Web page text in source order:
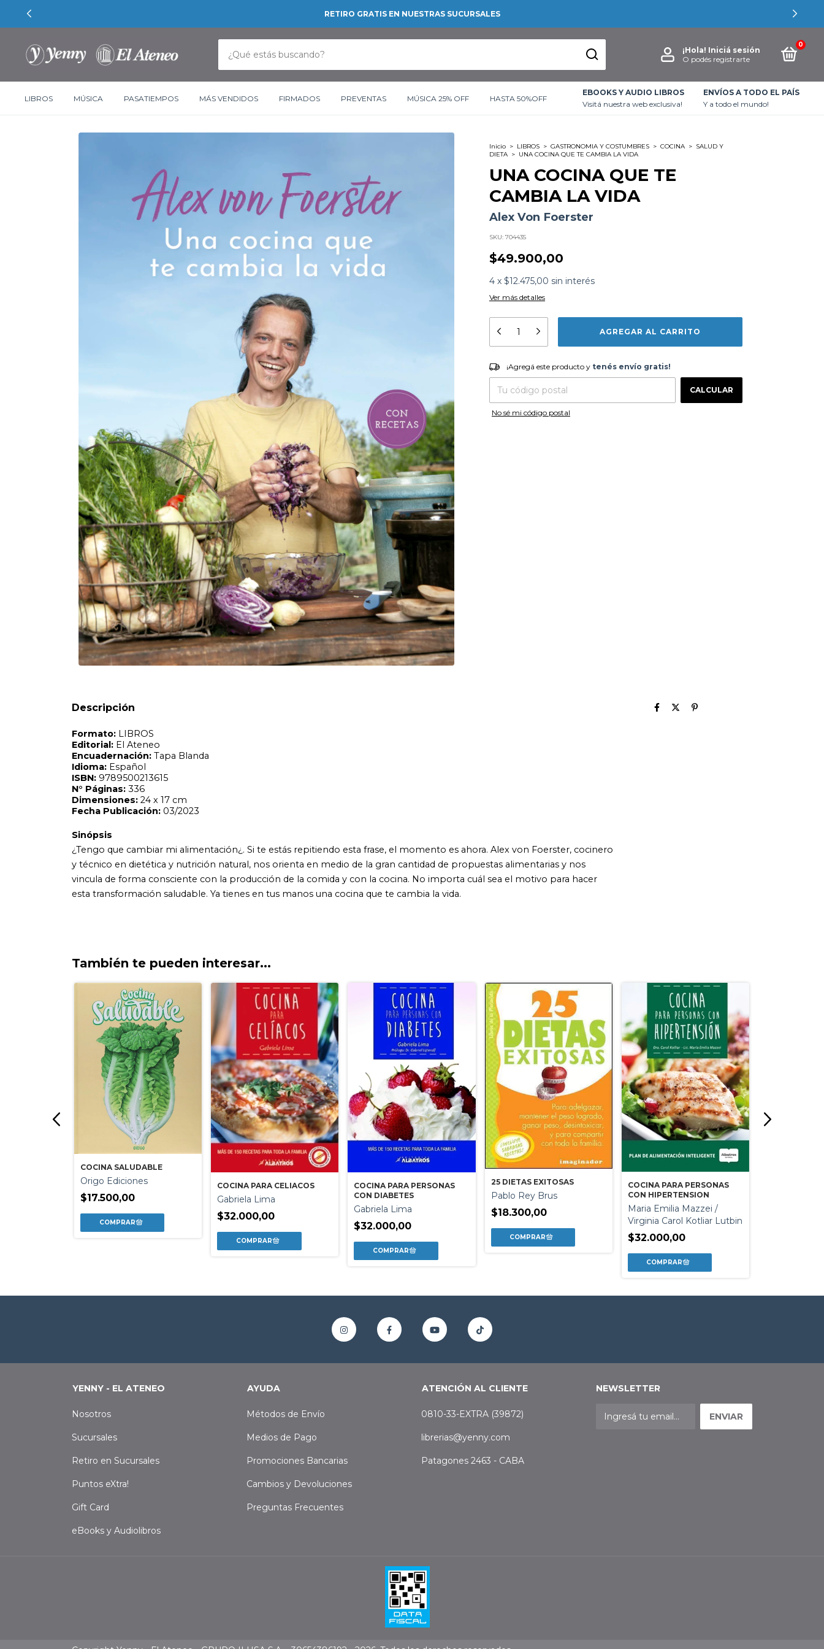
RETIRO GRATIS EN NUESTRAS SUCURSALES
¡Hola! Iniciá sesión
O podés registrarte
0
LIBROS MÚSICA PASATIEMPOS MÁS VENDIDOS FIRMADOS PREVENTAS MÚSICA 25% OFF HASTA 50%OFF
EBOOKS Y AUDIO LIBROS
Visitá nuestra web exclusiva!
ENVÍOS A TODO EL PAÍS
Y a todo el mundo!
Inicio > LIBROS > GASTRONOMIA Y COSTUMBRES > COCINA > SALUD Y
DIETA > UNA COCINA QUE TE CAMBIA LA VIDA
UNA COCINA QUE TE
CAMBIA LA VIDA
Alex Von Foerster
SKU: 704435
$49.900,00
4 x $12.475,00 sin interés
Ver más detalles
¡Agregá este producto ytenés envío gratis!
CAMBIAR CP
¡Agregá este producto y tenés envío gratis!
CALCULAR
No sé mi código postal
Descripción
Formato:LIBROS
Editorial:El Ateneo
Encuadernación:Tapa Blanda
Idioma:Español
ISBN:9789500213615
Páginas:336
Dimensiones:24 x 17 cm
¿Tengo que cambiar mi alimentación¿. Si te estás repitiendo esta frase, el momento es ahora. Alex von Foerster, cocinero
vincula de forma consciente con la producción de la comida y con la cocina. No importa cuál sea el motivo para hacer
esta transformación saludable. Ya tienes en tus manos una cocina que te cambia la vida.
También te pueden interesar...
COCINA SALUDABLE
Origo Ediciones
$17.500,00
COCINA PARA CELIACOS
Gabriela Lima
$32.000,00
COCINA PARA PERSONAS
CON DIABETES
Gabriela Lima
$32.000,00
25 DIETAS EXITOSAS
Pablo Rey Brus
$18.300,00
COCINA PARA PERSONAS
CON HIPERTENSION
Maria Emilia Mazzei /
Virginia Carol Kotliar Lutbin
$32.000,00
YENNY - EL ATENEO
Nosotros
Sucursales
Retiro en Sucursales
Puntos eXtra!
Gift Card
eBooks y Audiolibros
AYUDA
Métodos de Envío
Medios de Pago
Promociones Bancarias
Cambios y Devoluciones
Preguntas Frecuentes
ATENCIÓN AL CLIENTE
0810-33-EXTRA (39872)
librerias@yenny.com
Patagones 2463 - CABA
NEWSLETTER